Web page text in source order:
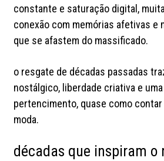
constante e saturação digital,
conexão com memórias afetivas e
que se afastem do massificado.
o resgate de décadas passadas
nostálgico, liberdade criativa e
pertencimento, quase como
moda.
décadas que inspiram o